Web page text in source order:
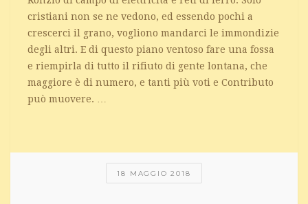
cristiani non se ne vedono, ed essendo pochi a
crescerci il grano, vogliono mandarci le immondizie
degli altri. E di questo piano ventoso fare una fossa
e riempirla di tutto il rifiuto di gente lontana, che
maggiore è di numero, e tanti più voti e Contributo
può muovere. …
18 MAGGIO 2018